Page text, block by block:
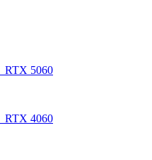
RTX 5060
RTX 4060